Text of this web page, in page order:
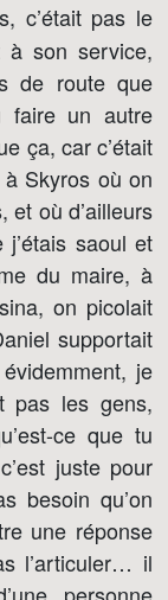
c’était pas le
à son service,
de route que
faire un autre
ça, car c’était
Skyros où on
et où d’ailleurs
saoul et
du maire, à
on picolait
supportait
je
pas les gens,
ce que tu
juste pour
besoin qu’on
une réponse
l’articuler… il